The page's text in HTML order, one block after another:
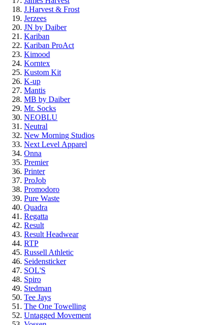
J.Harvest & Frost
Jerzees
JN by Daiber
Kariban
Kariban ProAct
Kimood
Korntex
Kustom Kit
K-up
Mantis
MB by Daiber
Mr. Socks
NEOBLU
Neutral
New Morning Studios
Next Level Apparel
Onna
Premier
Printer
ProJob
Promodoro
Pure Waste
Quadra
Regatta
Result
Result Headwear
RTP
Russell Athletic
Seidensticker
SOL'S
Spiro
Stedman
Tee Jays
The One Towelling
Untagged Movement